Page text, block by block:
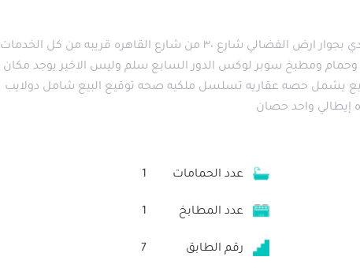
شقه للبيع سيدي بشر قبلي ارض الميلادي بجوار ارض الفضالي شارع ٣٠ من شارع القاهره قريبه من كل الخدمات
ومطبخ سوبر لوكس الدور السابع سلم وليس الاخير يوجد مكان
يشمل حصه عقاريه تسلسل ملكيه صحه توقيع البيع شامل دولايب
إيطالي واحد حصان
عدد الحمامات 1
عدد المطابخ 1
رقم الطابق 7